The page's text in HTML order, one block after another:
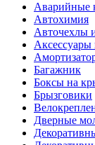
Аварийные
Автохимия
Авточехлы
Аксессуары
Багажник
Боксы на
Брызговики
Дверные